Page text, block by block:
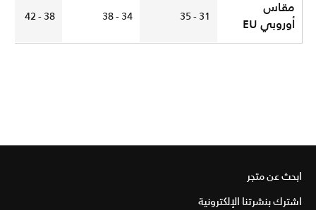
مقاس
أوروبي EU
31 - 35
34 - 38
38 - 42
ابحث عن متجر
اشترك بنشرتنا الإلكترونية